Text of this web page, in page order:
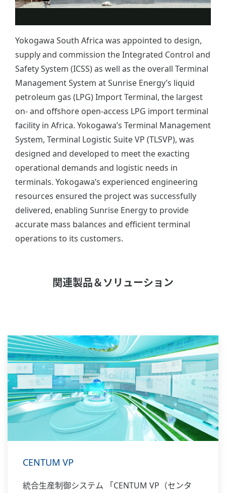
Yokogawa South Africa was appointed to design,
supply and commission the Integrated Control and
Safety System (ICSS) as well as the overall Terminal
Management System at Sunrise Energy’s liquid
petroleum gas (LPG) Import Terminal, the largest
on- and offshore open-access LPG import terminal
facility in Africa. Yokogawa’s Terminal Management
System, Terminal Logistic Suite VP (TLSVP), was
designed and developed to meet the exacting
operational demands and logistic needs in
terminals. Yokogawa’s experienced engineering
resources ensured the project was successfully
delivered, enabling Sunrise Energy to provide
accurate mass balances and efficient terminal
operations to its customers.
関連製品＆ソリューション
CENTUM VP
統合生産制御システム 「CENTUM VP（センタ